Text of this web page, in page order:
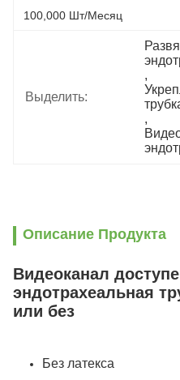
100,000 Шт/месяц
Выделить:
,
,
Описание Продукта
Видеоканал
эндотрахеальная
или без
Без латекса